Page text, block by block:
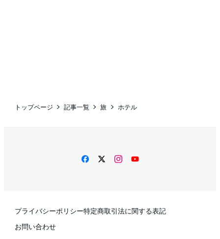
トップページ 記事一覧 旅 ホテル
facebooktwitterinstagram
YouTube
プライバシーポリシー特定商取引法に関する表記
お問い合わせ